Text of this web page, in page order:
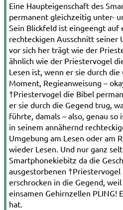
Eine Haupteigenschaft des
permanent gleichzeitig unter-
Sein Blickfeld ist eingeengt auf
rechteckigen Ausschnitt seiner
vor sich her trägt wie der
ähnlich wie der Priestervogel
Lesen ist, wenn er sie durch die
Moment, Regieanweisung –
†Priestervogel die Bibel
er sie durch die Gegend trug,
führte, damals – also, genau
in seinem annähernd
Umgebung am Lesen oder am
wieder Lesen. Und nur ganz
Smartphonekiebitz da die
ausgestorbenen
erschrocken in die Gegend,
einsamen Gehirnzellen PLING!
hat.